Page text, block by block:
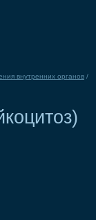
внутренних органов /